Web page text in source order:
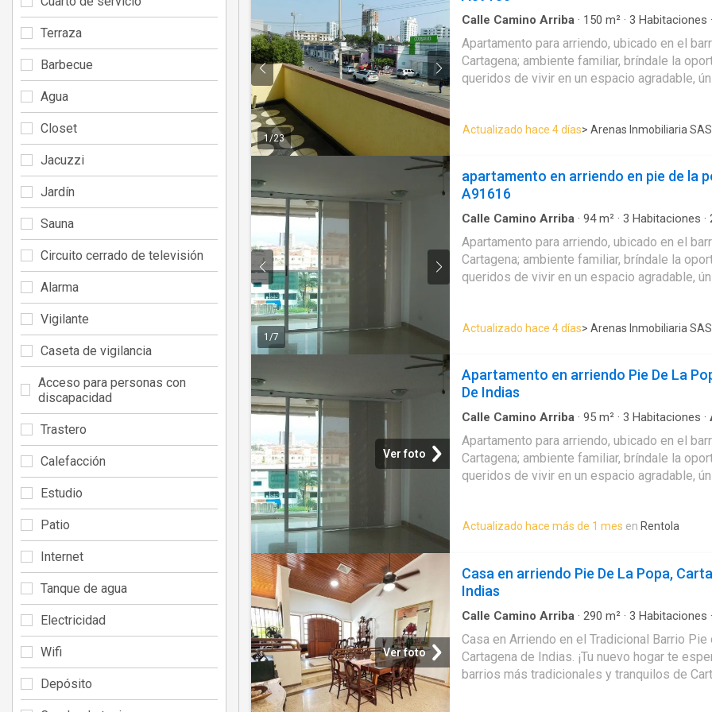
1 /23
Calle Camino Arriba · 150 m² · 3 Habitaciones ·
natural·Vista panorámica
Apartamento para arriendo, ubicado en el
Cartagena; ambiente familiar, bríndale la
queridos de vivir en un espacio agradable,
sala - comedor, 3 habitaciones, 2 baños,
labores, alcoba de servicio; cerca a
boutiques, instituciones financieras y
prestadoras de servicios de salud, cómodas
transporte publico cercano, a pocos pasos
centro histórico.
Actualizado hace 4 días> Arenas Inmobiliaria SAS
1 /7
apartamento en arriendo en pie de la
A91616
Calle Camino Arriba · 94m² · 3 Habitaciones ·
televisión·Vista panorámica
Apartamento para arriendo, ubicado en el
Cartagena; ambiente familiar, bríndale la
queridos de vivir en un espacio agradable,
hacia el centro histórico , sala - comedor, 3
cocina integral cerrada, zona de
restaurantes tradicionales, almacenes de
instituciones financieras y bancarias,
de servicios de salud, cómodas vías de
publico cercano, a pocos minutos de la bahía
histórico.
Actualizado hace 4 días> Arenas Inmobiliaria SAS
Ver foto
Apartamento en arriendo Pie De La
De Indias
Calle Camino Arriba · 95 m² · 3 Habitaciones ·
Apartamento para arriendo, ubicado en el
Cartagena; ambiente familiar, bríndale la
queridos de vivir en un espacio agradable,
hacia el centro histórico, sala - comedor, 3
cocina integral cerrada, zona de
servicio cerca a importantes y modernos
restaurantes tradicionales, almacenes de
instituciones financieras y bancarias,
de servicios de salud, cómodas vías de
publico cercano, a pocos minutos de la bahía
histórico. Mostrar
Actualizado hace más de 1 mes en Rentola
Ver foto
Casa en arriendo Pie De La Popa,
Indias
Calle Camino Arriba · 290 m² · 3 Habitaciones ·
Terraza
Casa en Arriendo en el Tradicional Barrio
Cartagena de Indias. ¡Tu nuevo hogar te
barrios más tradicionales y tranquilos de
Terraza
Barbecue
Agua
Closet
Jacuzzi
Jardín
Sauna
Circuito cerrado de televisión
Alarma
Vigilante
Caseta de vigilancia
Acceso para personas con
discapacidad
Trastero
Calefacción
Estudio
Patio
Internet
Tanque de agua
Electricidad
Wifi
Depósito